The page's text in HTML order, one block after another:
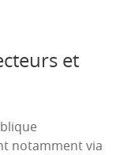
au minimum
distribution, de
et
notamment via